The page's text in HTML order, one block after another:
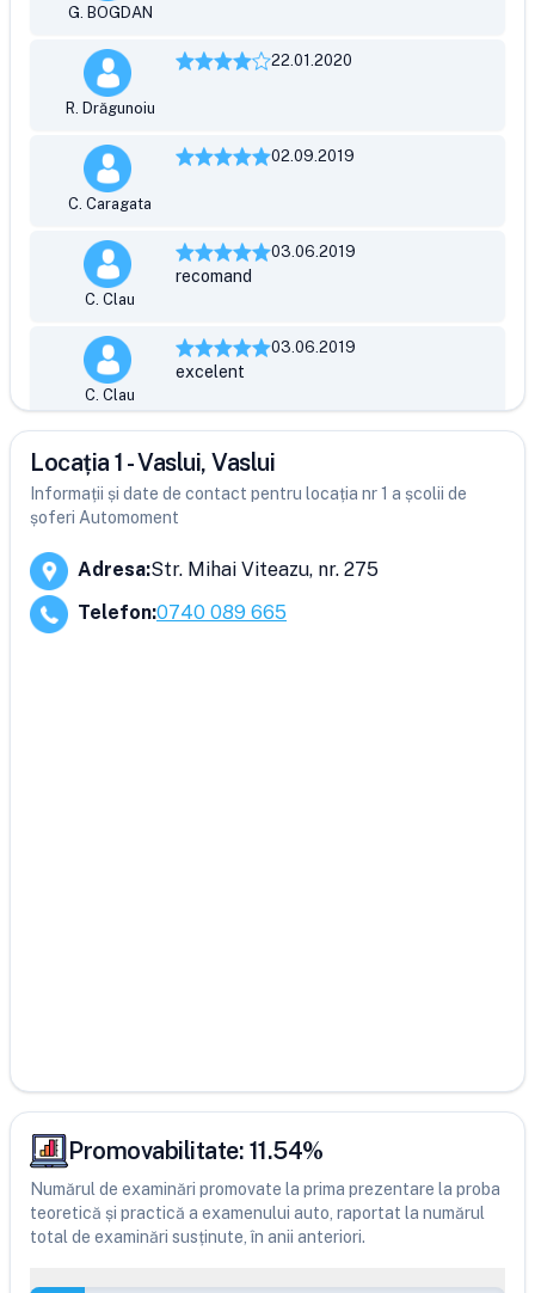
G. BOGDAN
R. Drăgunoiu
22.01.2020
C. Caragata
02.09.2019
C. Clau
03.06.2019
recomand
C. Clau
03.06.2019
excelent
Locația 1 - Vaslui, Vaslui
Informații și date de contact pentru locația nr 1 a școlii de
șoferi Automoment
Adresa:Str. Mihai Viteazu, nr. 275
Telefon:0740 089 665
Promovabilitate: 11.54%
Numărul de examinări promovate la prima prezentare la proba
teoretică și practică a examenului auto, raportat la numărul
total de examinări susținute, în anii anteriori.